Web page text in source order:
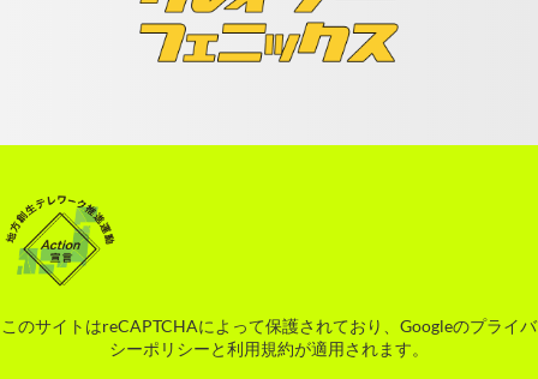
このサイトはreCAPTCHAによって保護されており、Googleのプライバ
シーポリシーと利用規約が適用されます。